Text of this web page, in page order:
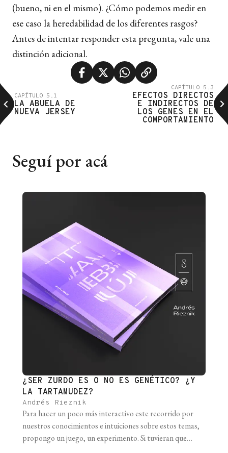
(bueno, ni en el mismo). ¿Cómo podemos medir en
ese caso la heredabilidad de los diferentes rasgos?
Antes de intentar responder esta pregunta, vale una
distinción adicional.
CAPÍTULO 5.1
LA ABUELA DE
NUEVA JERSEY
CAPÍTULO 5.3
EFECTOS DIRECTOS
E INDIRECTOS DE
LOS GENES EN EL
COMPORTAMIENTO
Seguí por acá
¿SER ZURDO ES O NO ES GENÉTICO? ¿Y
LA TARTAMUDEZ?
Andrés Rieznik
Para hacer un poco más interactivo este recorrido por
nuestros conocimientos e intuiciones sobre estos temas,
propongo un juego, un experimento. Si tuvieran que